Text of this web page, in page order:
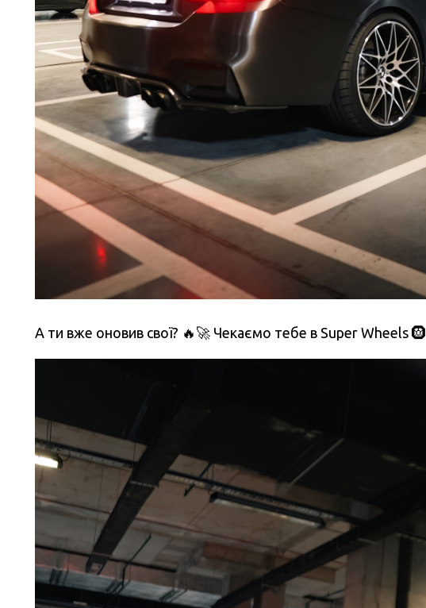
А ти вже оновив свої? 🔥🚀 Чекаємо тебе в Super Wheels 🛞